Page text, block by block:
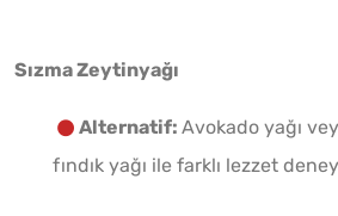
Sızma Zeytinyağı
Alternatif: Avokado yağı
fındık yağı ile farklı lezzet